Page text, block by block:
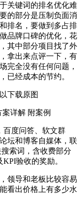
关键词的排名优化难
的部分是压制负面消
排名，要做到多占排
品牌口碑的优化，花
其中部分项目找了外
拿出来点评一下，有
完全没有任何问题，
已经成本的节约。
下载原图
度问答、软文群
坛和博客自媒体，联
索词，含收费部分
验收的奖励。
导和老板比较容易
看出价格上有多少水